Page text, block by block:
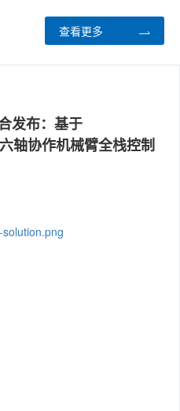
查看更多
发布：基于
轴协作机械臂全栈控制